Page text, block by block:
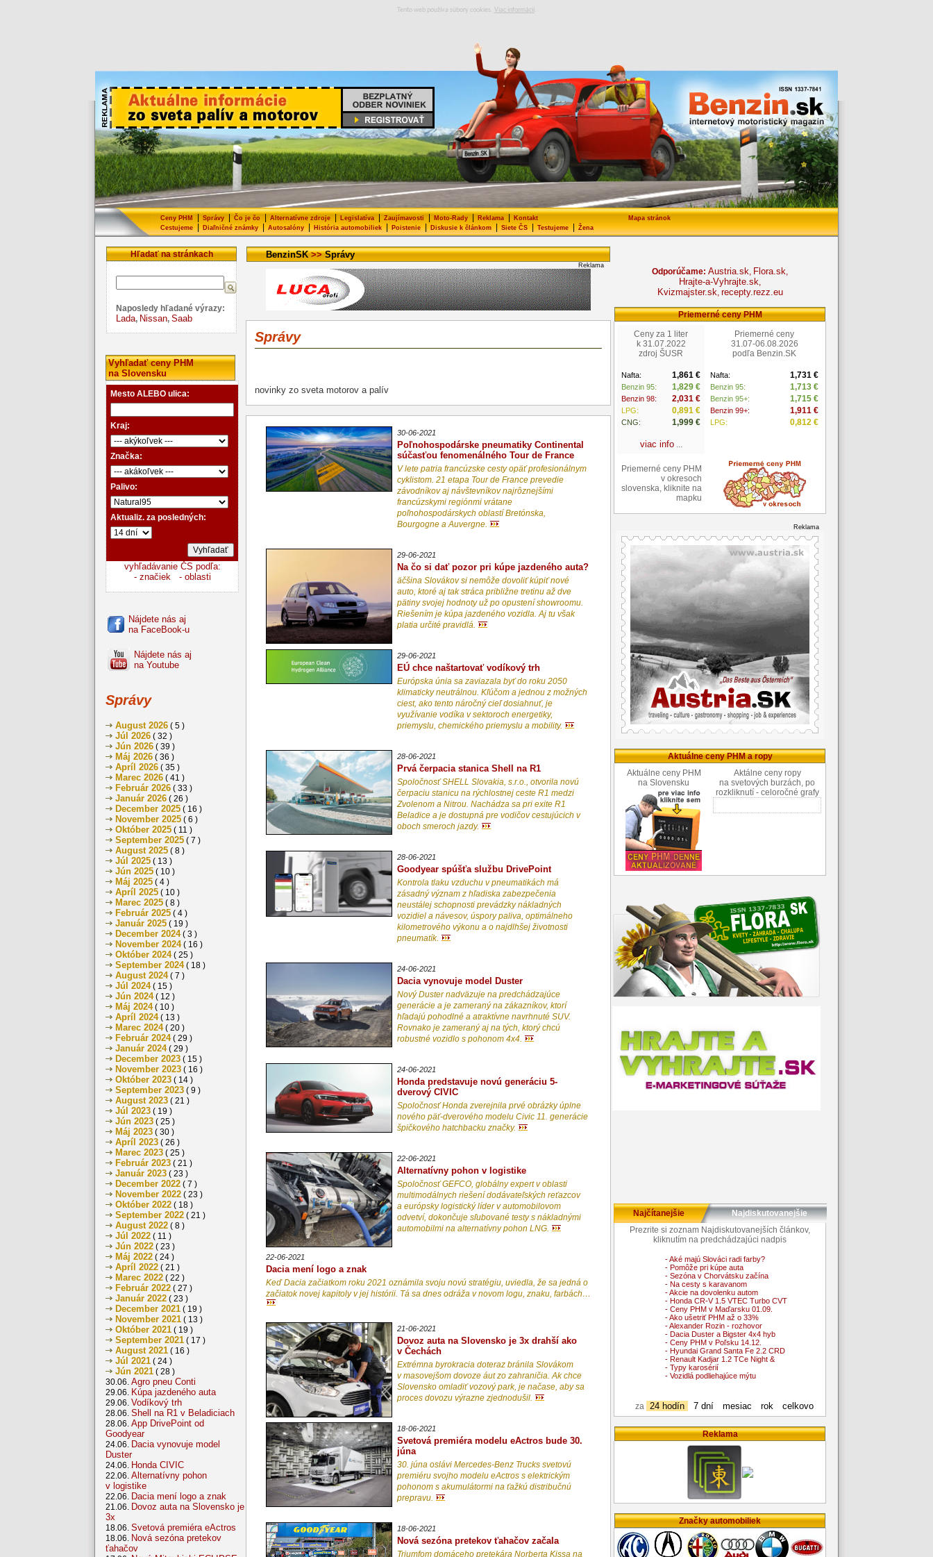
Tento web používa súbory cookies. Viac informácií
Ceny PHM Správy Čo je čo Alternatívne zdroje Legislatíva Zaujímavosti Moto-Rady Reklama Kontakt
Mapa stránok
Cestujeme| Diaľničné známky| Autosalóny| História automobiliek| Poistenie| Diskusie k článkom| Siete ČS| Testujeme| Žena
Hľadať na stránkach
Naposledy hľadané výrazy:
Lada, Nissan, Saab
Vyhľadať ceny PHM
na Slovensku
Mesto ALEBO ulica:
Kraj:
Značka:
Palivo:
Aktualiz. za posledných:
vyhľadávanie ČS podľa:
- značiek
- oblasti
Nájdete nás aj
na FaceBook-u
Nájdete nás aj
na Youtube
Správy
August 2026 ( 5 )
Júl 2026 ( 32 )
Jún 2026 ( 39 )
Máj 2026 ( 36 )
Apríl 2026 ( 35 )
Marec 2026 ( 41 )
Február 2026 ( 33 )
Január 2026 ( 26 )
December 2025 ( 16 )
November 2025 ( 6 )
Október 2025 ( 11 )
September 2025 ( 7 )
August 2025 ( 8 )
Júl 2025 ( 13 )
Jún 2025 ( 10 )
Máj 2025 ( 4 )
Apríl 2025 ( 10 )
Marec 2025 ( 8 )
Február 2025 ( 4 )
Január 2025 ( 19 )
December 2024( 3 )
November 2024( 16 )
Október 2024( 25 )
September 2024( 18 )
August 2024( 7 )
Júl 2024( 15 )
Jún 2024( 12 )
Máj 2024( 10 )
Apríl 2024( 13 )
Marec 2024( 20 )
Február 2024( 29 )
Január 2024( 29 )
December 2023 ( 15 )
November 2023 ( 16 )
Október 2023 ( 14 )
September 2023 ( 9 )
August 2023 ( 21 )
Júl 2023 ( 19 )
Jún 2023 ( 25 )
Máj 2023 ( 30 )
Apríl 2023 ( 26 )
Marec 2023 ( 25 )
Február 2023 ( 21 )
Január 2023 ( 23 )
December 2022 ( 7 )
November 2022 ( 23 )
Október 2022 ( 18 )
September 2022 ( 21 )
August 2022 ( 8 )
Júl 2022 ( 11 )
Jún 2022 ( 23 )
Máj 2022 ( 24 )
Apríl 2022 ( 21 )
Marec 2022 ( 22 )
Február 2022 ( 27 )
Január 2022 ( 23 )
December 2021 ( 19 )
November 2021 ( 13 )
Október 2021 ( 19 )
September 2021 ( 17 )
August 2021 ( 16 )
Júl 2021 ( 24 )
Jún 2021 ( 28 )
30.06. Agro pneu Conti
29.06. Kúpa jazdeného auta
29.06. Vodíkový trh
28.06. Shell na R1 v Beladiciach
28.06. App DrivePoint od
Goodyear
24.06. Dacia vynovuje model
Duster
24.06. Honda CIVIC
22.06. Alternatívny pohon
v logistike
22.06. Dacia mení logo a znak
21.06. Dovoz auta na Slovensko je
3x
18.06. Svetová premiéra eActros
18.06. Nová sezóna pretekov
ťahačov
BenzinSK>>Správy
Reklama
Správy
novinky zo sveta motorov a palív
30-06-2021
Poľnohospodárske pneumatiky Continental
súčasťou fenomenálného Tour de France
V lete patria francúzske cesty opäť profesionálnym
cyklistom. 21 etapa Tour de France prevedie
závodníkov aj návštevníkov najrôznejšími
francúzskymi regiónmi vrátane
poľnohospodárskych oblastí Bretónska,
Bourgogne a Auvergne.
29-06-2021
Na čo si dať pozor pri kúpe jazdeného auta?
äčšina Slovákov si nemôže dovoliť kúpiť nové
auto, ktoré aj tak stráca približne tretinu až dve
pätiny svojej hodnoty už po opustení showroomu.
Riešením je kúpa jazdeného vozidla. Aj tu však
platia určité pravidlá.
29-06-2021
EÚ chce naštartovať vodíkový trh
Európska únia sa zaviazala byť do roku 2050
klimaticky neutrálnou. Kľúčom a jednou z možných
ciest, ako tento náročný cieľ dosiahnuť, je
využívanie vodíka v sektoroch energetiky,
priemyslu, chemického priemyslu a mobility.
28-06-2021
Prvá čerpacia stanica Shell na R1
Spoločnosť SHELL Slovakia, s.r.o., otvorila novú
čerpaciu stanicu na rýchlostnej ceste R1 medzi
Zvolenom a Nitrou. Nachádza sa pri exite R1
Beladice a je dostupná pre vodičov cestujúcich v
oboch smeroch jazdy.
28-06-2021
Goodyear spúšťa službu DrivePoint
Kontrola tlaku vzduchu v pneumatikách má
zásadný význam z hľadiska zabezpečenia
neustálej schopnosti prevádzky nákladných
vozidiel a návesov, úspory paliva, optimálneho
kilometrového výkonu a o najdlhšej životnosti
pneumatík.
24-06-2021
Dacia vynovuje model Duster
Nový Duster nadväzuje na predchádzajúce
generácie a je zameraný na zákazníkov, ktorí
hľadajú pohodlné a atraktívne navrhnuté SUV.
Rovnako je zameraný aj na tých, ktorý chcú
robustné vozidlo s pohonom 4x4.
24-06-2021
Honda predstavuje novú generáciu 5-
dverový CIVIC
Spoločnosť Honda zverejnila prvé obrázky úplne
nového päť-dverového modelu Civic 11. generácie
špičkového hatchbacku značky.
22-06-2021
Alternatívny pohon v logistike
Spoločnosť GEFCO, globálny expert v oblasti
multimodálnych riešení dodávateľských reťazcov
a európsky logistický líder v automobilovom
odvetví, dokončuje sľubované testy s nákladnými
automobilmi na alternatívny pohon LNG.
22-06-2021
Dacia mení logo a znak
Keď Dacia začiatkom roku 2021 oznámila svoju novú stratégiu, uviedla, že sa jedná o
začiatok novej kapitoly v jej histórii. Tá sa dnes odráža v novom logu, znaku, farbách…
21-06-2021
Dovoz auta na Slovensko je 3x drahší ako
v Čechách
Extrémna byrokracia doteraz bránila Slovákom
v masovejšom dovoze áut zo zahraničia. Ak chce
Slovensko omladiť vozový park, je načase, aby sa
proces dovozu výrazne zjednodušil.
18-06-2021
Svetová premiéra modelu eActros bude 30.
júna
30. júna oslávi Mercedes-Benz Trucks svetovú
premiéru svojho modelu eActros s elektrickým
pohonom s akumulátormi na ťažkú distribučnú
prepravu.
18-06-2021
Nová sezóna pretekov ťahačov začala
Triumfom domáceho pretekára Norberta Kissa na
Odporúčame: Austria.sk, Flora.sk,
Hrajte-a-Vyhrajte.sk,
Kvizmajster.sk, recepty.rezz.eu
Priemerné ceny PHM
Ceny za 1 liter
k 31.07.2022
zdroj ŠUSR
Nafta: 1,861 €
Benzin 95: 1,829 €
Benzin 98: 2,031 €
LPG: 0,891 €
CNG: 1,999 €
viac info...
Priemerné ceny
31.07-06.08.2026
podľa Benzin.SK
Nafta: 1,731 €
Benzin 95: 1,713 €
Benzin 95+: 1,715 €
Benzin 99+: 1,911 €
LPG: 0,812 €
Priemerné ceny PHM
v okresoch
slovenska, kliknite na
mapku
Reklama
Aktuálne ceny PHM a ropy
Aktuálne ceny PHM
na Slovensku
Aktálne ceny ropy
na svetových burzách, po
rozkliknutí - celoročné grafy
Najčítanejšie
Najdiskutovanejšie
Prezrite si zoznam Najdiskutovanejších článkov,
kliknutím na predchádzajúci nadpis
- Aké majú Slováci radi farby?
- Pomôže pri kúpe auta
- Sezóna v Chorvátsku začína
- Na cesty s karavanom
- Akcie na dovolenku autom
- Honda CR-V 1.5 VTEC Turbo CVT
- Ceny PHM v Maďarsku 01.09.
- Ako ušetriť PHM až o 33%
- Alexander Rozin - rozhovor
- Dacia Duster a Bigster 4x4 hyb
- Ceny PHM v Poľsku 14.12.
- Hyundai Grand Santa Fe 2.2 CRD
- Renault Kadjar 1.2 TCe Night &
- Typy karosérií
- Vozidlá podliehajúce mýtu
za 24 hodín 7 dní mesiac rok celkovo
Reklama
Značky automobiliek